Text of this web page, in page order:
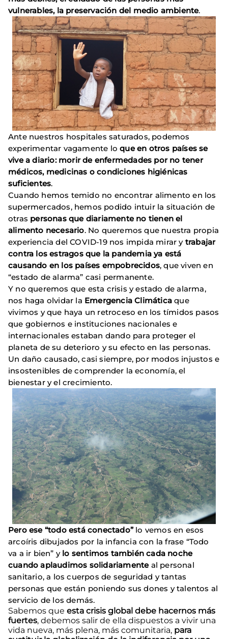
vulnerables, la preservación del medio ambiente.
Ante nuestros hospitales saturados, podemos
experimentar vagamente loque en otros países se
vive a diario: morir de enfermedades por no tener
médicos, medicinas o condiciones higiénicas
suficientes.
Cuando hemos temido no encontrar alimento en los
supermercados, hemos podido intuir la situación de
otras personas que diariamente no tienen el
alimento necesario. No queremos que nuestra propia
experiencia del COVID-19 nos impida mirar y trabajar
contra los estragos que la pandemia ya está
causando en los países empobrecidos, que viven en
“estado de alarma” casi permanente.
Y no queremos que esta crisis y estado de alarma,
nos haga olvidar la Emergencia Climáticaque
vivimos y que haya un retroceso en los tímidos pasos
que gobiernos e instituciones nacionales e
internacionales estaban dando para proteger el
planeta de su deterioro y su efecto en las personas.
Un daño causado, casi siempre, por modos injustos e
insostenibles de comprender la economía, el
bienestar y el crecimiento.
Pero ese “todo está conectado” lo vemos en esos
arcoíris dibujados por la infancia con la frase “Todo
va a ir bien” y lo sentimos también cada noche
cuando aplaudimos solidariamente al personal
sanitario, a los cuerpos de seguridad y tantas
personas que están poniendo sus dones y talentos al
servicio de los demás.
Sabemos que esta crisis global debe hacernos más
fuertes, debemos salir de ella dispuestos a vivir una
vida nueva, más plena, más comunitaria, para